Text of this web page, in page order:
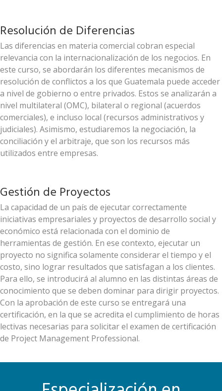
Resolución de Diferencias
Las diferencias en materia comercial cobran especial
relevancia con la internacionalización de los negocios. En
este curso, se abordarán los diferentes mecanismos de
resolución de conflictos a los que Guatemala puede acceder
a nivel de gobierno o entre privados. Estos se analizarán a
nivel multilateral (OMC), bilateral o regional (acuerdos
comerciales), e incluso local (recursos administrativos y
judiciales). Asimismo, estudiaremos la negociación, la
conciliación y el arbitraje, que son los recursos más
utilizados entre empresas.
Gestión de Proyectos
La capacidad de un país de ejecutar correctamente
iniciativas empresariales y proyectos de desarrollo social y
económico está relacionada con el dominio de
herramientas de gestión. En ese contexto, ejecutar un
proyecto no significa solamente considerar el tiempo y el
costo, sino lograr resultados que satisfagan a los clientes.
Para ello, se introducirá al alumno en las distintas áreas de
conocimiento que se deben dominar para dirigir proyectos.
Con la aprobación de este curso se entregará una
certificación, en la que se acredita el cumplimiento de horas
lectivas necesarias para solicitar el examen de certificación
de Project Management Professional.